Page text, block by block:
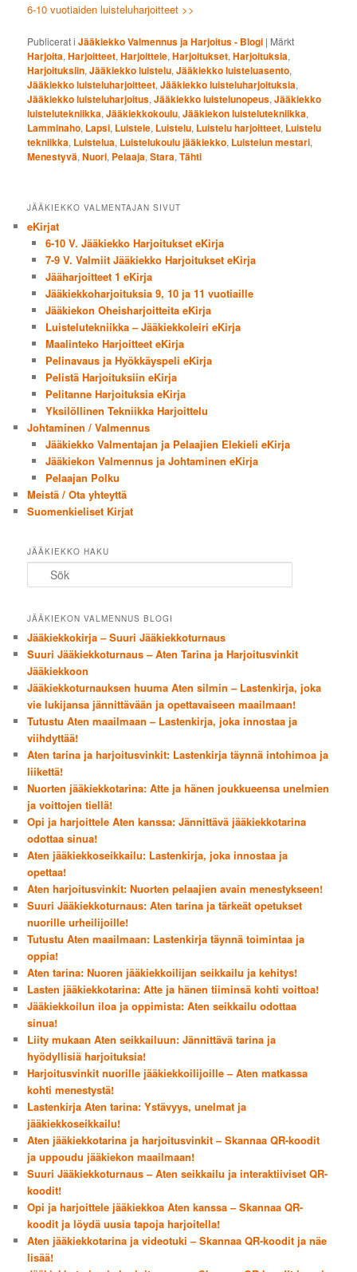
6-10 vuotiaiden luisteluharjoitteet >>
Publicerat i Jääkiekko Valmennus ja Harjoitus - Blogi | Märkt
Harjoita,Harjoitteet,Harjoittele,Harjoitukset,Harjoituksia,
Harjoituksiin,Jääkiekko luistelu,Jääkiekko luisteluasento,
Jääkiekko luisteluharjoitteet,Jääkiekko luisteluharjoituksia,
Jääkiekko luisteluharjoitus,Jääkiekko luistelunopeus,Jääkiekko
luistelutekniikka,Jääkiekkokoulu,Jääkiekon luistelutekniikka,
Lamminaho, Lapsi, Luistele, Luistelu, Luistelu harjoitteet, Luistelu
tekniikka, Luistelua, Luistelukoulu jääkiekko, Luistelun mestari,
Menestyvä,Nuori, Pelaaja,Stara,Tähti
JÄÄKIEKKO VALMENTAJAN SIVUT
eKirjat
6-10 V. Jääkiekko Harjoitukset eKirja
7-9 V. Valmiit Jääkiekko Harjoitukset eKirja
Jääharjoitteet 1 eKirja
Jääkiekkoharjoituksia 9, 10 ja 11 vuotiaille
Jääkiekon Oheisharjoitteita eKirja
Luistelutekniikka – Jääkiekkoleiri eKirja
Maalinteko Harjoitteet eKirja
Pelinavaus ja Hyökkäyspeli eKirja
Pelistä Harjoituksiin eKirja
Pelitanne Harjoituksia eKirja
Yksilöllinen Tekniikka Harjoittelu
Johtaminen / Valmennus
Jääkiekko Valmentajan ja Pelaajien Elekieli eKirja
Jääkiekon Valmennus ja Johtaminen eKirja
Pelaajan Polku
Meistä / Ota yhteyttä
Suomenkieliset Kirjat
JÄÄKIEKKO HAKU
JÄÄKIEKON VALMENNUS BLOGI
Jääkiekkokirja – Suuri Jääkiekkoturnaus
Suuri Jääkiekkoturnaus – Aten Tarina ja Harjoitusvinkit
Jääkiekkoon
Jääkiekkoturnauksen huuma Aten silmin – Lastenkirja, joka
vie lukijansa jännittävään ja opettavaiseen maailmaan!
Tutustu Aten maailmaan – Lastenkirja, joka innostaa ja
viihdyttää!
Aten tarina ja harjoitusvinkit: Lastenkirja täynnä intohimoa ja
liikettä!
Nuorten jääkiekkotarina: Atte ja hänen joukkueensa unelmien
ja voittojen tiellä!
Opi ja harjoittele Aten kanssa: Jännittävä jääkiekkotarina
odottaa sinua!
Aten jääkiekkoseikkailu: Lastenkirja, joka innostaa ja
opettaa!
Aten harjoitusvinkit: Nuorten pelaajien avain menestykseen!
Suuri Jääkiekkoturnaus: Aten tarina ja tärkeät opetukset
nuorille urheilijoille!
Tutustu Aten maailmaan: Lastenkirja täynnä toimintaa ja
oppia!
Aten tarina: Nuoren jääkiekkoilijan seikkailu ja kehitys!
Lasten jääkiekkotarina: Atte ja hänen tiiminsä kohti voittoa!
Jääkiekkoilun iloa ja oppimista: Aten seikkailu odottaa
sinua!
Liity mukaan Aten seikkailuun: Jännittävä tarina ja
hyödyllisiä harjoituksia!
Harjoitusvinkit nuorille jääkiekkoilijoille – Aten matkassa
kohti menestystä!
Lastenkirja Aten tarina: Ystävyys, unelmat ja
jääkiekkoseikkailu!
Aten jääkiekkotarina ja harjoitusvinkit – Skannaa QR-koodit
ja uppoudu jääkiekon maailmaan!
Suuri Jääkiekkoturnaus – Aten seikkailu ja interaktiiviset QR-
koodit!
Opi ja harjoittele jääkiekkoa Aten kanssa – Skannaa QR-
koodit ja löydä uusia tapoja harjoitella!
Aten jääkiekkotarina ja videotuki – Skannaa QR-koodit ja näe
lisää!